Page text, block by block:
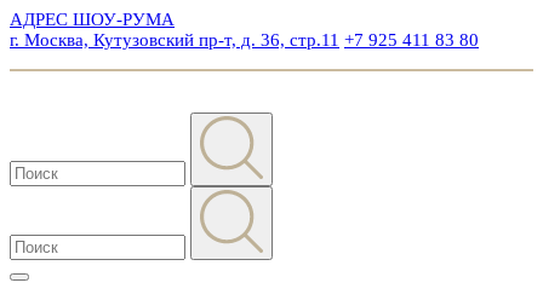
АДРЕС ШОУ-РУМА
г. Москва, Кутузовский пр-т, д. 36, стр.11 +7 925 411 83 80